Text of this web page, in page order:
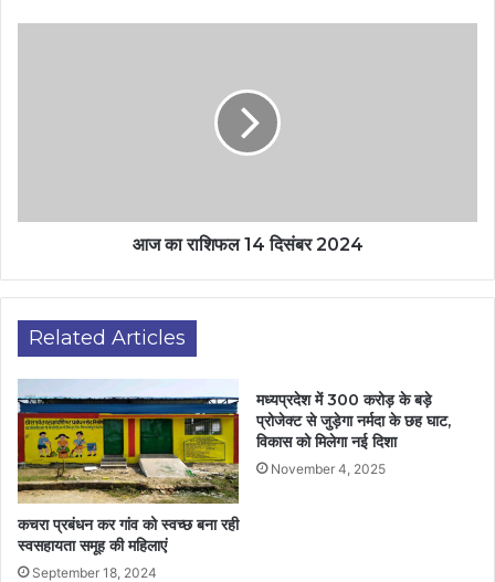
आज का राशिफल 14 दिसंबर 2024
Related Articles
कचरा प्रबंधन कर गांव को स्वच्छ बना रही
स्वसहायता समूह की महिलाएं
September 18, 2024
मध्यप्रदेश में 300 करोड़ के बड़े
प्रोजेक्ट से जुड़ेगा नर्मदा के छह घाट,
विकास को मिलेगा नई दिशा
November 4, 2025